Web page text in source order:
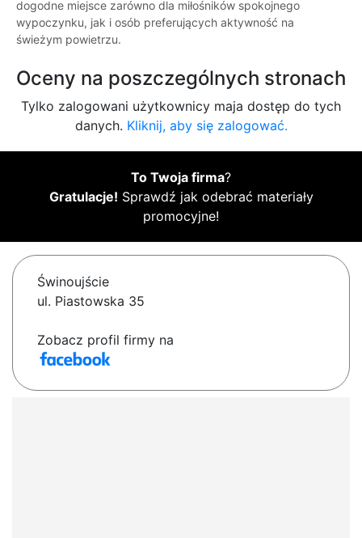
dogodne miejsce zarówno dla miłośników spokojnego
wypoczynku, jak i osób preferujących aktywność na
świeżym powietrzu.
Oceny na poszczególnych stronach
Tylko zalogowani użytkownicy maja dostęp do tych
danych. Kliknij, aby się zalogować.
To Twoja firma?
Gratulacje! Sprawdź jak odebrać materiały
promocyjne!
Świnoujście
ul. Piastowska 35
Zobacz profil firmy na